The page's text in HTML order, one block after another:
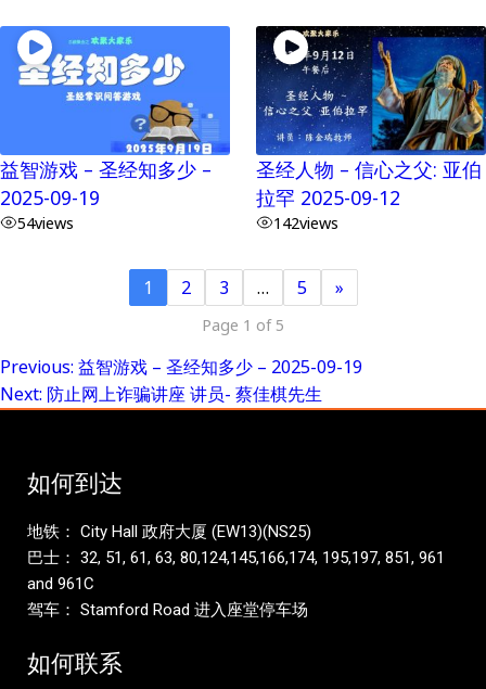
益智游戏 – 圣经知多少 –
2025-09-19
54views
圣经人物 – 信心之父: 亚伯
拉罕 2025-09-12
142views
1 2 3 … 5 »
Page 1 of 5
Post
Previous: 益智游戏 – 圣经知多少 – 2025-09-19
Next: 防止网上诈骗讲座 讲员- 蔡佳棋先生
如何到达
地铁： City Hall 政府大厦 (EW13)(NS25)
巴士： 32, 51, 61, 63, 80,124,145,166,174, 195,197, 851, 961
and 961C
驾车： Stamford Road 进入座堂停车场
如何联系